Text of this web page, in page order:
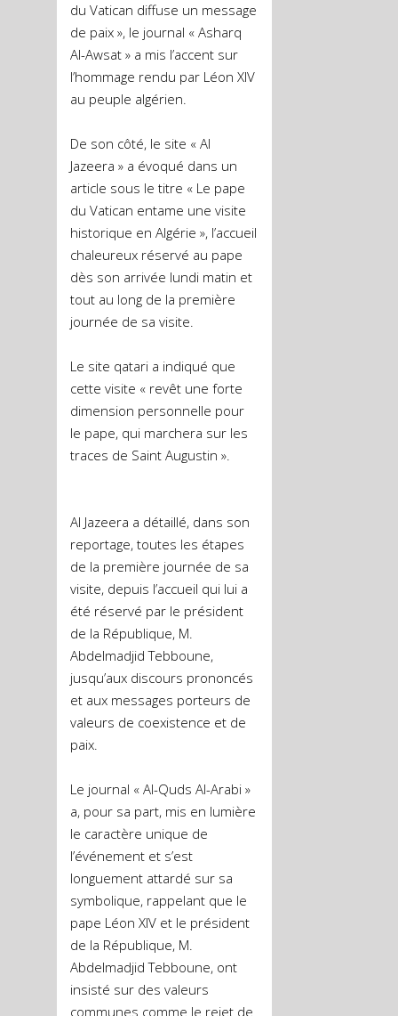
du Vatican diffuse un message
de paix », le journal « Asharq
Al-Awsat » a mis l’accent sur
l’hommage rendu par Léon XIV
au peuple algérien.
De son côté, le site « Al
Jazeera » a évoqué dans un
article sous le titre « Le pape
du Vatican entame une visite
historique en Algérie », l’accueil
chaleureux réservé au pape
dès son arrivée lundi matin et
tout au long de la première
journée de sa visite.
Le site qatari a indiqué que
cette visite « revêt une forte
dimension personnelle pour
le pape, qui marchera sur les
traces de Saint Augustin ».
Al Jazeera a détaillé, dans son
reportage, toutes les étapes
de la première journée de sa
visite, depuis l’accueil qui lui a
été réservé par le président
de la République, M.
Abdelmadjid Tebboune,
jusqu’aux discours prononcés
et aux messages porteurs de
valeurs de coexistence et de
paix.
Le journal « Al-Quds Al-Arabi »
a, pour sa part, mis en lumière
le caractère unique de
l’événement et s’est
longuement attardé sur sa
symbolique, rappelant que le
pape Léon XIV et le président
de la République, M.
Abdelmadjid Tebboune, ont
insisté sur des valeurs
communes comme le rejet de